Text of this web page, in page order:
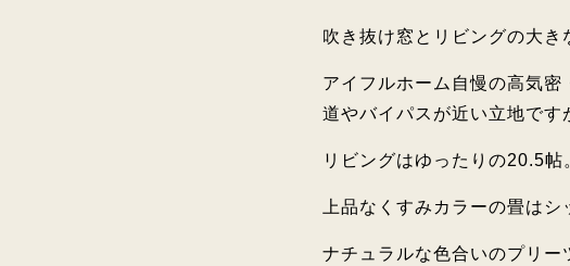
吹き抜け窓とリビングの大き
アイフルホーム自慢の高気
道やバイパスが近い立地です
リビングはゆったりの20.5帖
上品なくすみカラーの畳は
ナチュラルな色合いのプリ